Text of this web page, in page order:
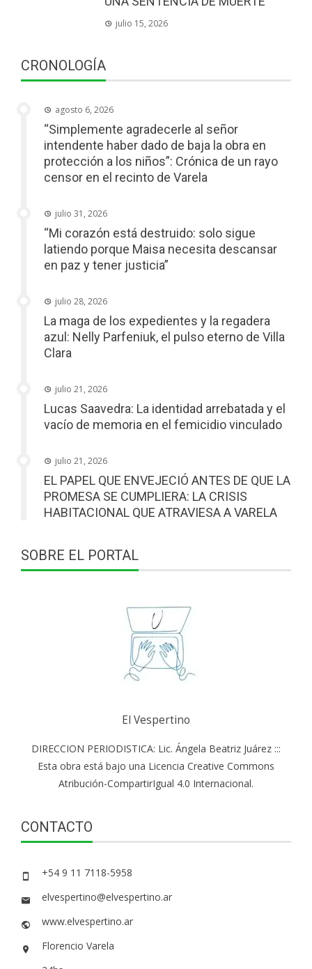
julio 15, 2026
CRONOLOGÍA
agosto 6, 2026
“Simplemente agradecerle al señor
intendente haber dado de baja la obra en
protección a los niños”: Crónica de un rayo
censor en el recinto de Varela
julio 31, 2026
“Mi corazón está destruido: solo sigue
latiendo porque Maisa necesita descansar
en paz y tener justicia”
julio 28, 2026
La maga de los expedientes y la regadera
azul: Nelly Parfeniuk, el pulso eterno de Villa
Clara
julio 21, 2026
Lucas Saavedra: La identidad arrebatada y el
vacío de memoria en el femicidio vinculado
julio 21, 2026
EL PAPEL QUE ENVEJECIÓ ANTES DE QUE LA
PROMESA SE CUMPLIERA: LA CRISIS
HABITACIONAL QUE ATRAVIESA A VARELA
SOBRE EL PORTAL
El Vespertino
DIRECCION PERIODISTICA: Lic. Ángela Beatriz Juárez :::
Esta obra está bajo una Licencia Creative Commons
Atribución-CompartirIgual 4.0 Internacional.
CONTACTO
+54 9 11 7118-5958
elvespertino@elvespertino.ar
www.elvespertino.ar
Florencio Varela